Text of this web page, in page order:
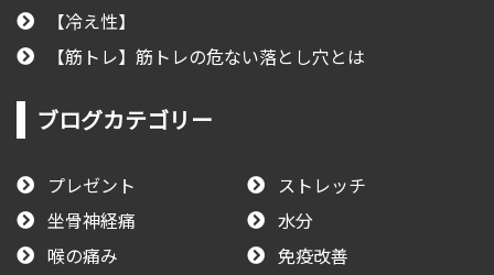
【冷え性】
【筋トレ】筋トレの危ない落とし穴とは
ブログカテゴリー
プレゼント
ストレッチ
坐骨神経痛
水分
喉の痛み
免疫改善